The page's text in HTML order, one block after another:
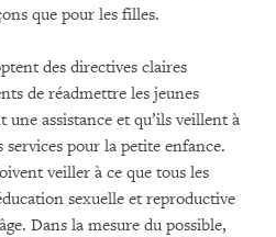
que pour les filles.
des directives claires
de réadmettre les jeunes
une assistance et qu’ils veillent à
services pour la petite enfance.
veiller à ce que tous les
sexuelle et reproductive
Dans la mesure du possible,